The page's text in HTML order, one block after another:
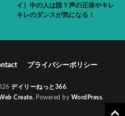
イ）中の人は誰？声の正体やキレ
キレのダンスが気になる！
プライバシーポリシー
デイリーねっと366.
Create. Powered by WordPress.